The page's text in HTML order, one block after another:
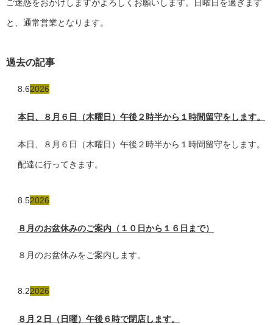
ご迷惑をおかけしますがよろしくお願いします。日曜日を過ぎます
と、通常営業となります。
過去の記事
8.62026
本日、８月６日（木曜日）午後２時半から１時間留守をします。
本日、８月６日（木曜日）午後２時半から１時間留守をします。
配達に行ってきます。
8.52026
８月のお盆休みのご案内（１０日から１６日まで）
８月のお盆休みをご案内します。
8.22026
８月２日（日曜）午後６時で閉店します。